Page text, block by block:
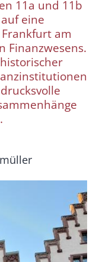
11a und 11b
eine
am
Finanzwesens.